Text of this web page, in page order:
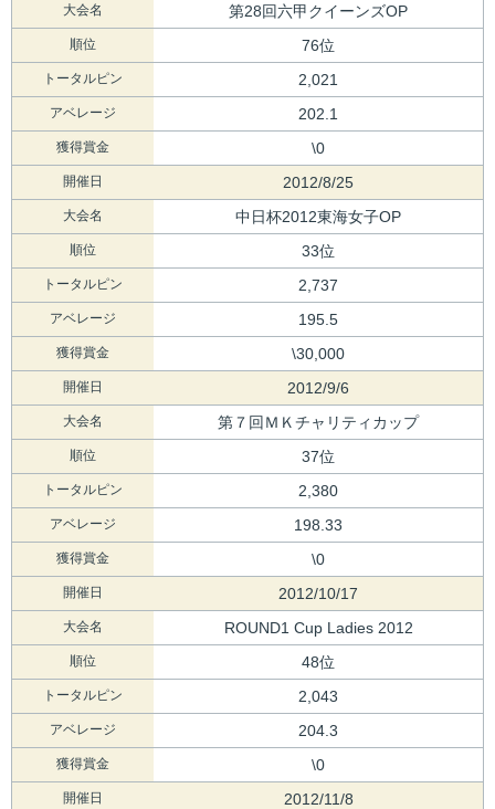
大会名 第28回六甲クイーンズOP
順位 76位
トータルピン 2,021
アベレージ 202.1
獲得賞金 \0
開催日 2012/8/25
大会名 中日杯2012東海女子OP
順位 33位
トータルピン 2,737
アベレージ 195.5
獲得賞金 \30,000
開催日 2012/9/6
大会名 第７回ＭＫチャリティカップ
順位 37位
トータルピン 2,380
アベレージ 198.33
獲得賞金 \0
開催日 2012/10/17
大会名 ROUND1 Cup Ladies 2012
順位 48位
トータルピン 2,043
アベレージ 204.3
獲得賞金 \0
開催日 2012/11/8